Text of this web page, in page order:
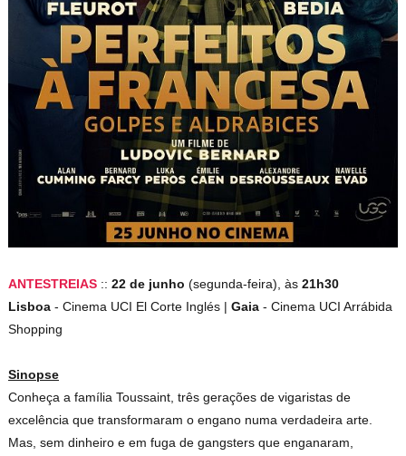
ANTESTREIAS :: 22 de junho (segunda-feira), às21h30
Lisboa - Cinema UCI El Corte Inglés |Gaia - Cinema UCI Arrábida
Shopping
Sinopse
Conheça a família Toussaint, três gerações de vigaristas de
excelência que transformaram o engano numa verdadeira arte.
Mas, sem dinheiro e em fuga de gangsters que enganaram,